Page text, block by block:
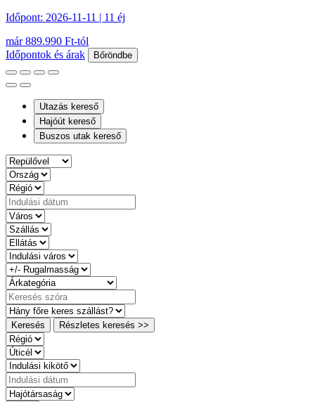
Időpont: 2026-11-11 | 11 éj
már 889.990 Ft-tól
Időpontok és árak
Bőröndbe
Utazás kereső
Hajóút kereső
Buszos utak kereső
Keresés Részletes keresés >>